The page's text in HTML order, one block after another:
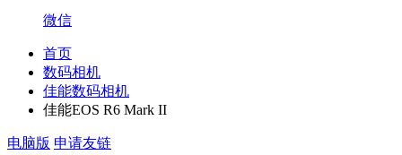
微信
首页
数码相机
佳能数码相机
佳能EOS R6 Mark II
电脑版 申请友链